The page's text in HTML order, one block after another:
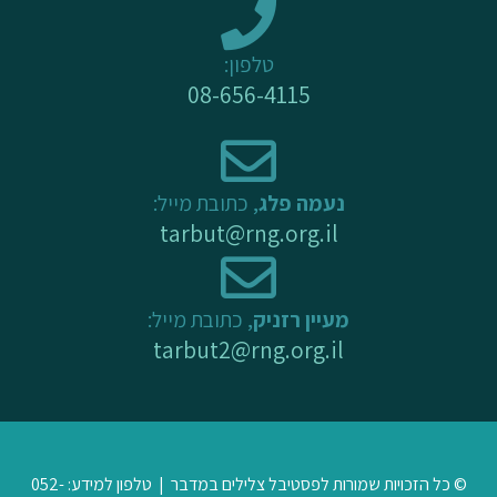
k
-
f
טלפון:
08-656-4115
נעמה פלג, כתובת מייל:
tarbut@rng.org.il
מעיין רזניק, כתובת מייל:
tarbut2@rng.org.il
© כל הזכויות שמורות לפסטיבל צלילים במדבר | טלפון למידע: 052-